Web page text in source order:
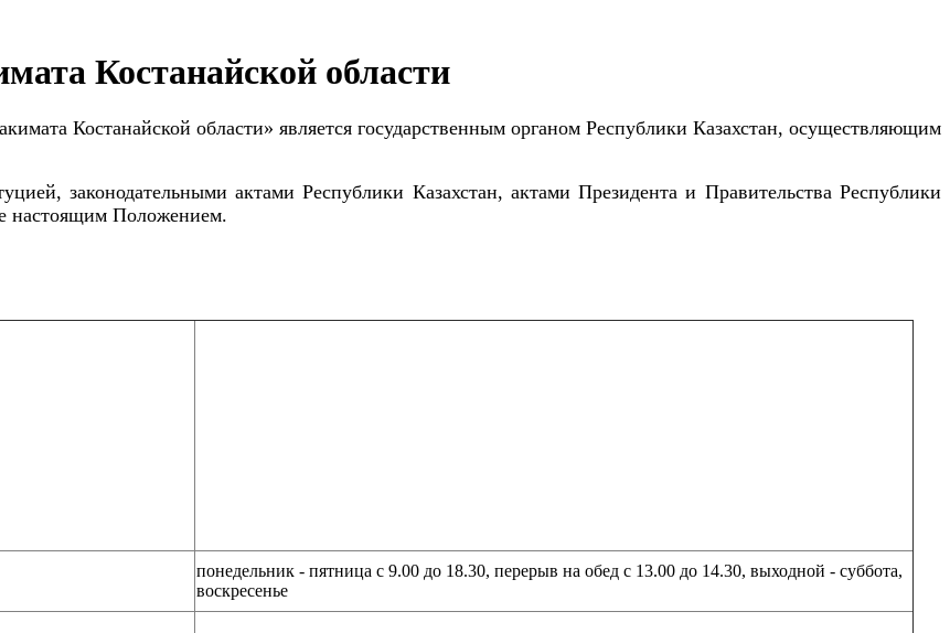
Костанайской области
Костанайской области» является государственным органом Республики Казахстан, осуществляющим
законодательными актами Республики Казахстан, актами Президента и Правительства Республики
настоящим Положением.
понедельник - пятница с 9.00 до 18.30, перерыв на обед с 13.00 до 14.30, выходной - суббота,
воскресенье